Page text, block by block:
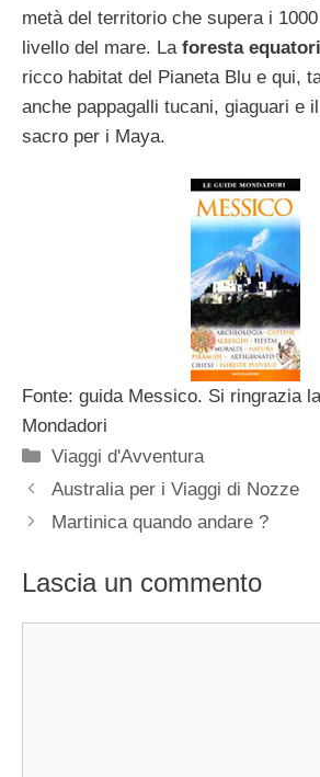
metà del territorio che supera i
livello del mare. La foresta
ricco habitat del Pianeta Blu e qui,
anche pappagalli tucani, giaguari e il
sacro per i Maya.
Fonte: guida Messico. Si ringrazia
Mondadori
Categorie
Viaggi d'Avventura
Australia per i Viaggi di Nozze
Martinica quando andare ?
Lascia un commento